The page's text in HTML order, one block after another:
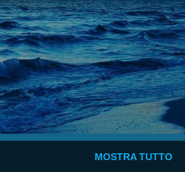
MOSTRA TUTTO